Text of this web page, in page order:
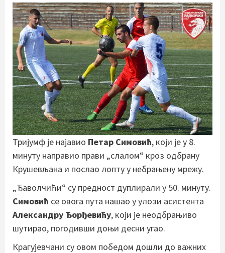
Тријумф је најавио Петар Симовић, који је у 8.
минуту направио прави „слалом“ кроз одбрану
Крушевљана и послао лопту у небрањену мрежу.
„Ђаволчићи“ су предност дуплирали у 50. минуту.
Симовић се овога пута нашао у улози асистента
Александру Ђорђевићу, који је неодбрањиво
шутирао, погодивши доњи десни угао.
Крагујевчани су овом победом дошли до важних